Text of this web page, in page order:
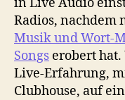
Radios, nachdem
Musik und Wort-
Songs erobert
Live-Erfahrung,
Clubhouse, auf